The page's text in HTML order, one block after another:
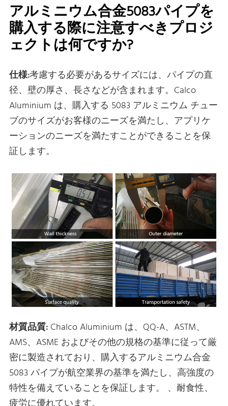
アルミニウム合金5083パイプを
購入する際に注意すべきプロジ
ェクトは何ですか?
仕様:考慮する必要があるサイズには、パイプの直
径、壁の厚さ、長さなどが含まれます。Calco
Aluminium は、購入する 5083 アルミニウム チュー
ブのサイズがお客様のニーズを満たし、アプリケ
ーションのニーズを満たすことができることを保
証します。
材質品質:Chalco Aluminium は、QQ-A、ASTM、
AMS、ASME およびその他の規格の基準に従って厳
密に製造されており、購入するアルミニウム合金
5083 パイプが航空業界の基準を満たし、高強度の
特性を備えていることを保証します。 、耐食性、